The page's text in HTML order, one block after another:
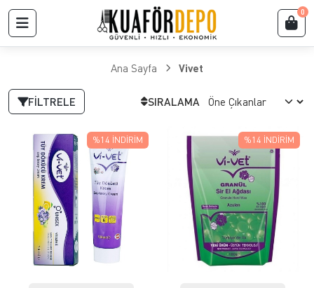
0
Ana Sayfa Vivet
FILTRELE SIRALAMA
%14 İNDIRIM %14 İNDIRIM